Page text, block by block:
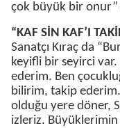
çok büyük bir
“KAF SİN KAF’I
Sanatçı Kıraç da
keyifli bir seyirci
ederim. Ben
bilirim, takip
olduğu yere döner,
izleriz.